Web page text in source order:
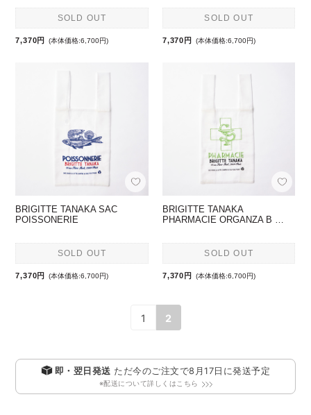
SOLD OUT
7,370円 (本体価格:6,700円)
SOLD OUT
7,370円 (本体価格:6,700円)
BRIGITTE TANAKA SAC
POISSONERIE
SOLD OUT
7,370円 (本体価格:6,700円)
BRIGITTE TANAKA
PHARMACIE ORGANZA B …
SOLD OUT
7,370円 (本体価格:6,700円)
1 2
即・翌日発送 ただ今のご注文で8月17日 に発送予定
※配送について詳しくはこちら